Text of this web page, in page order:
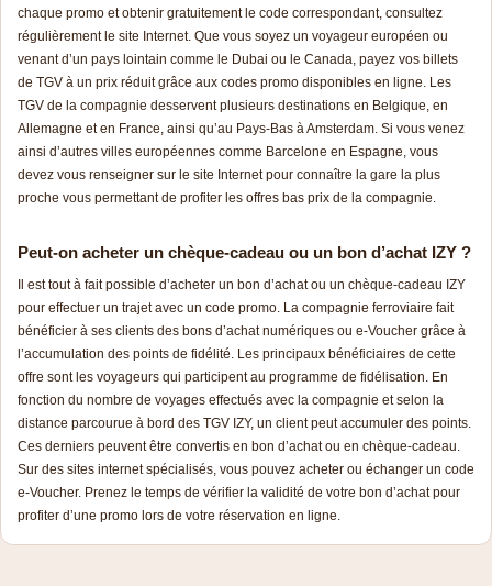
chaque promo et obtenir gratuitement le code correspondant, consultez
régulièrement le site Internet. Que vous soyez un voyageur européen ou
venant d’un pays lointain comme le Dubai ou le Canada, payez vos billets
de TGV à un prix réduit grâce aux codes promo disponibles en ligne. Les
TGV de la compagnie desservent plusieurs destinations en Belgique, en
Allemagne et en France, ainsi qu’au Pays-Bas à Amsterdam. Si vous venez
ainsi d’autres villes européennes comme Barcelone en Espagne, vous
devez vous renseigner sur le site Internet pour connaître la gare la plus
proche vous permettant de profiter les offres bas prix de la compagnie.
Peut-on acheter un chèque-cadeau ou un bon d’achat IZY ?
Il est tout à fait possible d’acheter un bon d’achat ou un chèque-cadeau IZY
pour effectuer un trajet avec un code promo. La compagnie ferroviaire fait
bénéficier à ses clients des bons d’achat numériques ou e-Voucher grâce à
l’accumulation des points de fidélité. Les principaux bénéficiaires de cette
offre sont les voyageurs qui participent au programme de fidélisation. En
fonction du nombre de voyages effectués avec la compagnie et selon la
distance parcourue à bord des TGV IZY, un client peut accumuler des points.
Ces derniers peuvent être convertis en bon d’achat ou en chèque-cadeau.
Sur des sites internet spécialisés, vous pouvez acheter ou échanger un code
e-Voucher. Prenez le temps de vérifier la validité de votre bon d’achat pour
profiter d’une promo lors de votre réservation en ligne.